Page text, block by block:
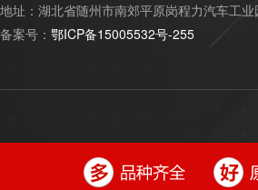
地址：湖北省随州市南郊平原岗程力汽车工业
备案号： 鄂ICP备15005532号-255